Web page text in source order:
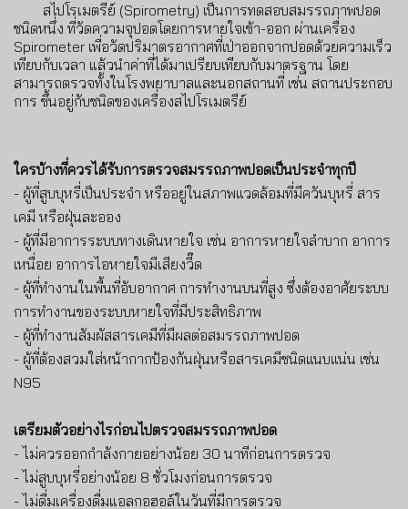
สไปโรเมตรีย์ (Spirometry) เป็นการทดสอบสมรรถภาพปอด
ชนิดหนึ่ง ที่วัดความจุปอดโดยการหายใจเข้า-ออก ผ่านเครื่อง
Spirometer เพื่อวัดปริมาตรอากาศที่เป่าออกจากปอดด้วยความเร็ว
เทียบกับเวลา แล้วนำค่าที่ได้มาเปรียบเทียบกับมาตรฐาน โดย
สามารถตรวจทั้งในโรงพยาบาลและนอกสถานที่ เช่น สถานประกอบ
การ ขึ้นอยู่กับชนิดของเครื่องสไปโรเมตรีย์
ใครบ้างที่ควรได้รับการตรวจสมรรถภาพปอดเป็นประจำทุกปี
- ผู้ที่สูบบุหรี่เป็นประจำ หรืออยู่ในสภาพแวดล้อมที่มีควันบุหรี่ สาร
เคมี หรือฝุ่นละออง
- ผู้ที่มีอาการระบบทางเดินหายใจ เช่น อาการหายใจลำบาก อาการ
เหนื่อย อาการไอหายใจมีเสียงวี๊ด
- ผู้ที่ทำงานในพื้นที่อับอากาศ การทำงานบนที่สูง ซึ่งต้องอาศัยระบบ
การทำงานของระบบหายใจที่มีประสิทธิภาพ
- ผู้ที่ทำงานสัมผัสสารเคมีที่มีผลต่อสมรรถภาพปอด
- ผู้ที่ต้องสวมใส่หน้ากากป้องกันฝุ่นหรือสารเคมีชนิดแนบแน่น เช่น
N95
เตรียมตัวอย่างไรก่อนไปตรวจสมรรถภาพปอด
- ไม่ควรออกกำลังกายอย่างน้อย 30 นาทีก่อนการตรวจ
- ไม่สูบบุหรี่อย่างน้อย 8 ชั่วโมงก่อนการตรวจ
- ไม่ดื่มเครื่องดื่มแอลกอฮอล์ในวันที่มีการตรวจ